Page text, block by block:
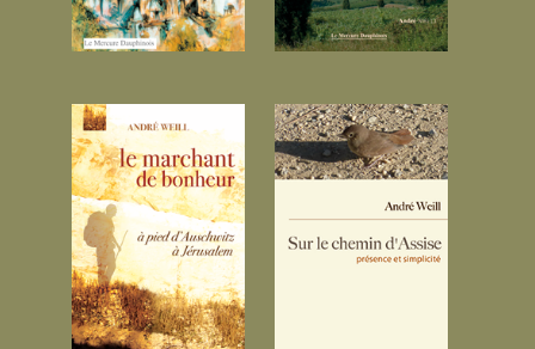
le marchant de
bonheur...
«Parti du Mémorial
de Drancy, en mai
2005, j'arrivais deux
mois plus tard au
camp d'Auschwitz.
De cette arrivée, il
m...
18.00 €
Sur le chemin
d’Assise...
peu connus qui
cherchent leurs
balises et ne les
trouvent que par